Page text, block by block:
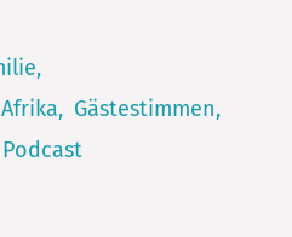
Gästestimmen
Podcast